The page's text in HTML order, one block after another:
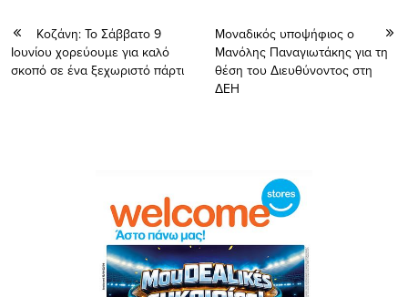
Koζάνη: Το Σάββατο 9
Ιουνίου χορεύουμε για καλό
σκοπό σε ένα ξεχωριστό πάρτι
Μοναδικός υποψήφιος ο
Μανόλης Παναγιωτάκης για τη
θέση του Διευθύνοντος στη
ΔΕΗ